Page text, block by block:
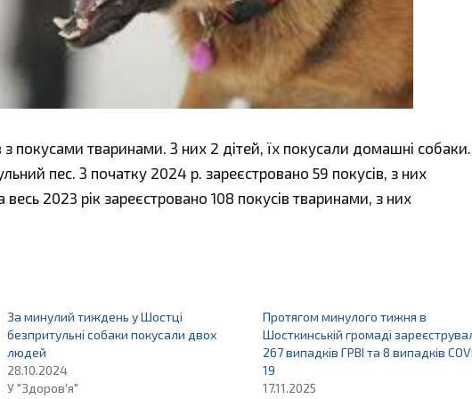
покусами тваринами. З них 2 дітей, їх покусали домашні собаки.
пес. З початку 2024 р. зареєстровано 59 покусів, з них
2023 рік зареєстровано 108 покусів тваринами, з них
За минулий тиждень у Шостці
безпритульні собаки покусали двох
людей
28.10.2024
У "Здоров'я"
Протягом минулого тижня в
Шосткинській громаді
267 випадків ГРВІ та 8 випадків
19
17.11.2025